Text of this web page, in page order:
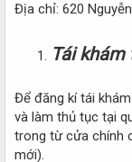
Địa chỉ: 620
Tái khám
Để đăng kí tái
và làm thủ tục tại
trong từ cửa chính
mới).